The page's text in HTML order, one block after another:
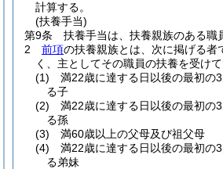
計算する。
(扶養手当)
第9条
扶養手当は、扶養親族のある職
2
前項の扶養親族とは、次に掲げる者
く、主としてその職員の扶養を受けて
(1)
満22歳に達する日以後の最初の
る子
(2)
満22歳に達する日以後の最初の
る孫
(3)
満60歳以上の父母及び祖父母
(4)
満22歳に達する日以後の最初の
る弟妹